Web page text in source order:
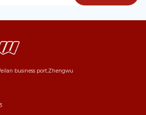
business port,Zhengwu